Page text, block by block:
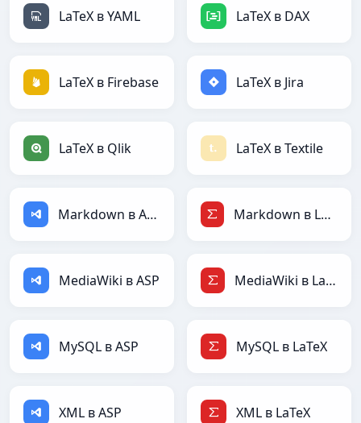
LaTeX в YAML LaTeX в DAX
LaTeX в Firebase LaTeX в Jira
LaTeX в Qlik LaTeX в Textile
Markdown в ASP Markdown в LaTeX
MediaWiki в ASP MediaWiki в LaTeX
MySQL в ASP MySQL в LaTeX
XML в ASP XML в LaTeX